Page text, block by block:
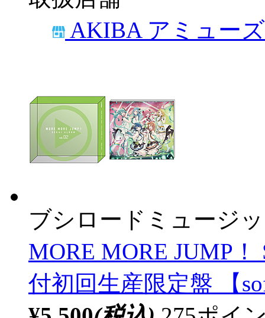
AKIBA アミュー
ブシロードミュージ
MORE MORE JUMP
付初回生産限定盤 【